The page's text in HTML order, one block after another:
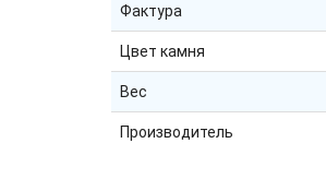
Фактура
Цвет камня
Вес
Производитель